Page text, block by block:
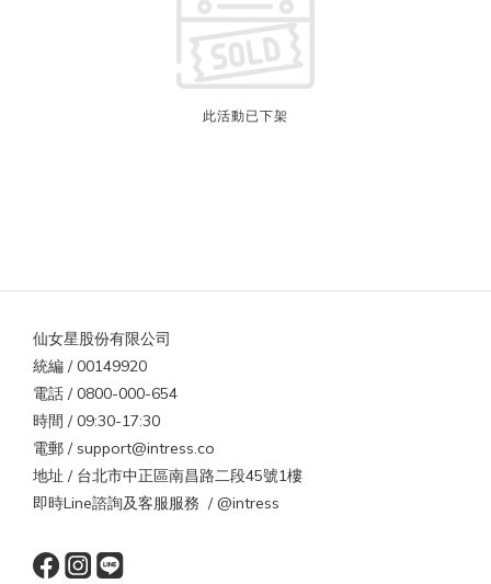
此活動已下架
仙女星股份有限公司
統編 / 00149920
電話 / 0800-000-654
時間 / 09:30-17:30
電郵 / support@intress.co
地址 / 台北市中正區南昌路二段45號1樓
即時Line諮詢及客服服務 / @intress